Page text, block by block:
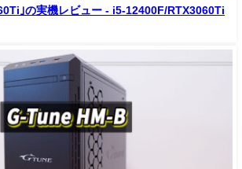
｣の実機レビュー - i5-12400F/RTX3060Ti